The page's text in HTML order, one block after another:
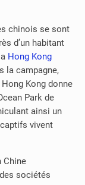
chinois se sont
d’un habitant
Hong Kong
la campagne,
Hong Kong donne
Park de
ainsi un
vivent
Chine
sociétés